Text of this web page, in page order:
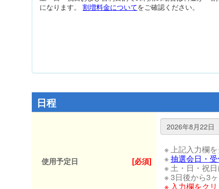
になります。 割増料金についてをご確認ください。
日程
使用予定日 [必須]
※ 上記入力欄
※抽選会日・
※ 土・日・祝
※ 3日後から3
※ 入力欄をク